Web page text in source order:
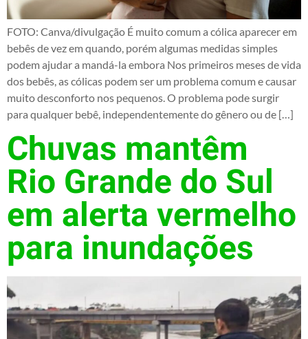
FOTO: Canva/divulgação É muito comum a cólica aparecer em
bebês de vez em quando, porém algumas medidas simples
podem ajudar a mandá-la embora Nos primeiros meses de vida
dos bebês, as cólicas podem ser um problema comum e causar
muito desconforto nos pequenos. O problema pode surgir
para qualquer bebê, independentemente do gênero ou de […]
Chuvas mantêm
Rio Grande do Sul
em alerta vermelho
para inundações